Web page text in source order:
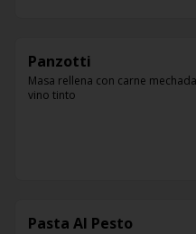
Panzotti
Masa rellena con carne
vino tinto
Pasta Al Pesto